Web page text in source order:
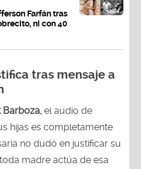
Farfán tras
ni con 40
tras mensaje a
Barboza, el audio de
hijas es completamente
no dudó en justificar su
madre actúa de esa